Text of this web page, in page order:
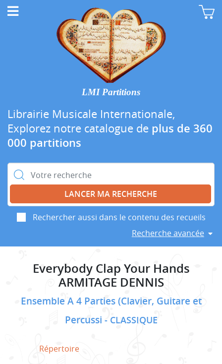
LMI Partitions
Librairie Musicale Internationale,
Explorez notre catalogue de plus de 360
000 partitions
Rechercher :
Rechercher aussi dans le contenu des recueils
Recherche avancée
Everybody Clap Your Hands
ARMITAGE DENNIS
Ensemble A 4 Parties (Clavier, Guitare et
Percussi
CLASSIQUE
Répertoire